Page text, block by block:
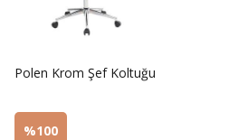
Polen Krom Şef Koltuğu
%100